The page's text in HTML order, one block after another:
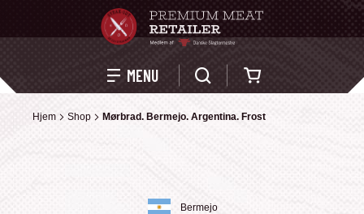
MENU
Hjem Shop Mørbrad. Bermejo. Argentina. Frost
Hjem Shop Mørbrad. Bermejo. Argentina. Frost
Bermejo